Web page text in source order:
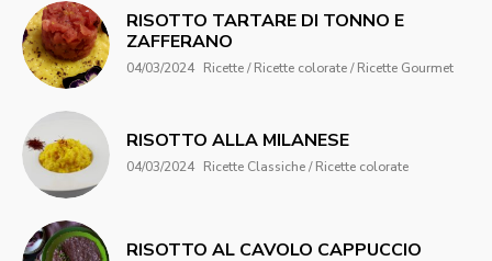
RISOTTO TARTARE DI TONNO E
ZAFFERANO
04/03/2024 Ricette / Ricette colorate / Ricette Gourmet
RISOTTO ALLA MILANESE
04/03/2024 Ricette Classiche / Ricette colorate
RISOTTO AL CAVOLO CAPPUCCIO